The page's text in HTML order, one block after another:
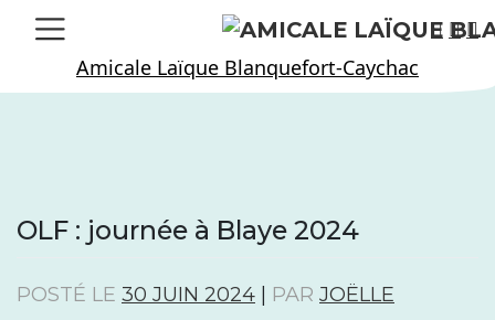
Skip
Amicale Laïque Blanquefort-Caychac
OLF : journée à Blaye 2024
POSTÉ LE 30 JUIN 2024 PAR JOËLLE